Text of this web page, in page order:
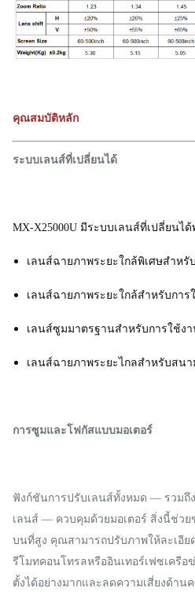
คุณสมบัติหลัก
ระบบเลนส์ที่เปลี่ยนได้
MX-X25000U มีระบบเลนส์ที่เปลี่ยนไ
เลนส์ฉายภาพระยะใกล้พิเศษสำห
เลนส์ฉายภาพระยะใกล้สำหรับกา
เลนส์ซูมมาตรฐานสำหรับการใช้งา
เลนส์ฉายภาพระยะไกลสำหรับสน
การซูมและโฟกัสแบบมอเตอร์
ฟังก์ชันการปรับเลนส์ทั้งหมด — รวมถึ
เลนส์ — ควบคุมด้วยมอเตอร์ สิ่งนี้ช่วย
บนที่สูง คุณสามารถปรับภาพให้ละเอี
รีโมทคอนโทรลหรืออินเทอร์เฟซเครือ
ตั้งได้อย่างมากและลดความเสี่ยงด้าน